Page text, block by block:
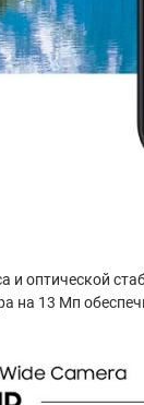
оптической
13 Мп